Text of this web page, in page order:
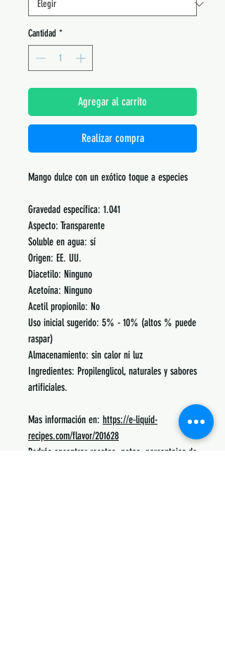
Cantidad *
Agregar al carrito
Realizar compra
Mango dulce con un exótico toque a especies
Gravedad específica: 1.041
Aspecto: Transparente
Soluble en agua: sí
Origen: EE. UU.
Diacetilo: Ninguno
Acetoína: Ninguno
Acetil propionilo: No
Uso inicial sugerido: 5% - 10% (altos % puede
raspar)
Almacenamiento: sin calor ni luz
Ingredientes: Propilenglicol, naturales y sabores
artificiales.
Mas información en: https://e-liquid-
recipes.com/flavor/201628
Podrás encontrar recetas, notas, porcentajes de